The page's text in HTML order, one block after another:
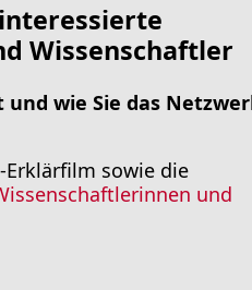
Wissenschaftler
und wie Sie das
sowie die
und